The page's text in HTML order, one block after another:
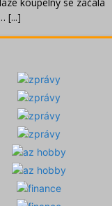
[...]